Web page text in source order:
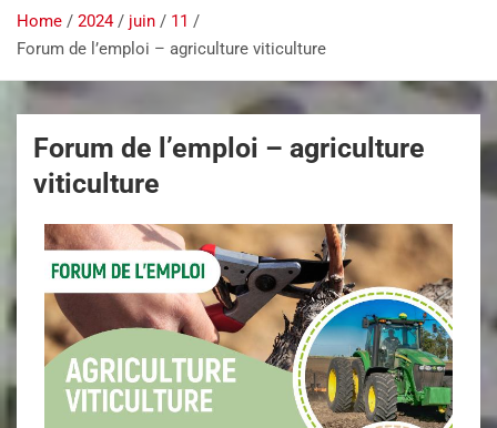
Home 2024 juin
11
Forum de l’emploi – agriculture viticulture
Forum de l’emploi – agriculture
viticulture